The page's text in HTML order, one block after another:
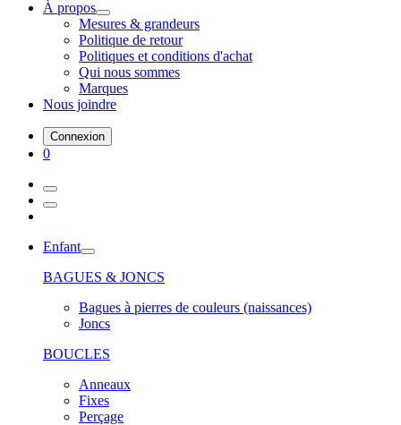
À propos
Mesures & grandeurs
Politique de retour
Politiques et conditions d'achat
Qui nous sommes
Marques
Nous joindre
Connexion
0
Enfant
BAGUES & JONCS
Bagues à pierres de couleurs (naissances)
Joncs
BOUCLES
Anneaux
Fixes
Perçage